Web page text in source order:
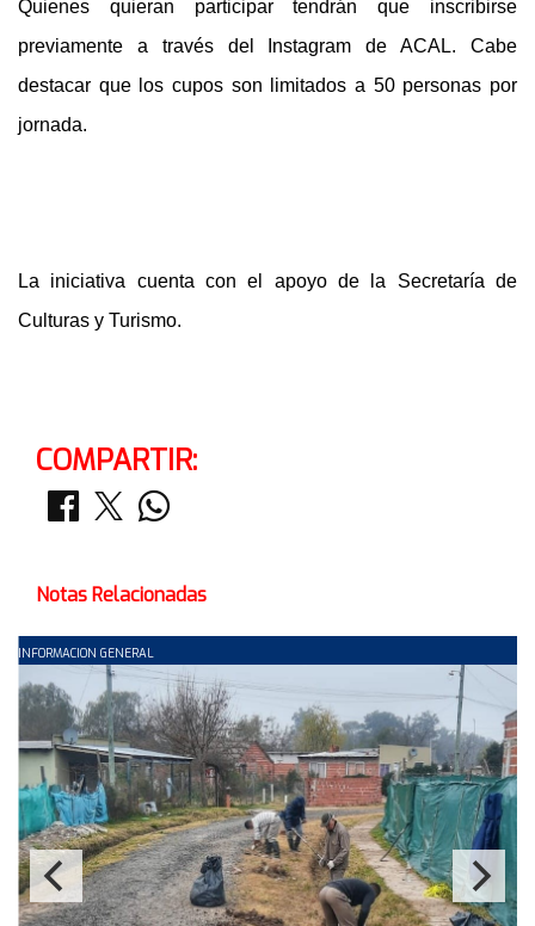
Quienes quieran participar tendrán que inscribirse
previamente a través del Instagram de ACAL. Cabe
destacar que los cupos son limitados a 50 personas por
jornada.
La iniciativa cuenta con el apoyo de la Secretaría de
Culturas y Turismo.
COMPARTIR:
Notas Relacionadas
INFORMACION GENERAL